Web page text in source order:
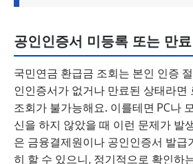
공인인증서 미등록 또는 만료
국민연금 환급금 조회는 본인 인증
인인증서가 없거나 만료된 상태라면
조회가 불가능해요. 이를테면 PC나
신을 하지 않았을 때 이런 문제가 발
은 금융결제원이나 공인인증서 발급
히 할 수 있으니, 정기적으로 확인하